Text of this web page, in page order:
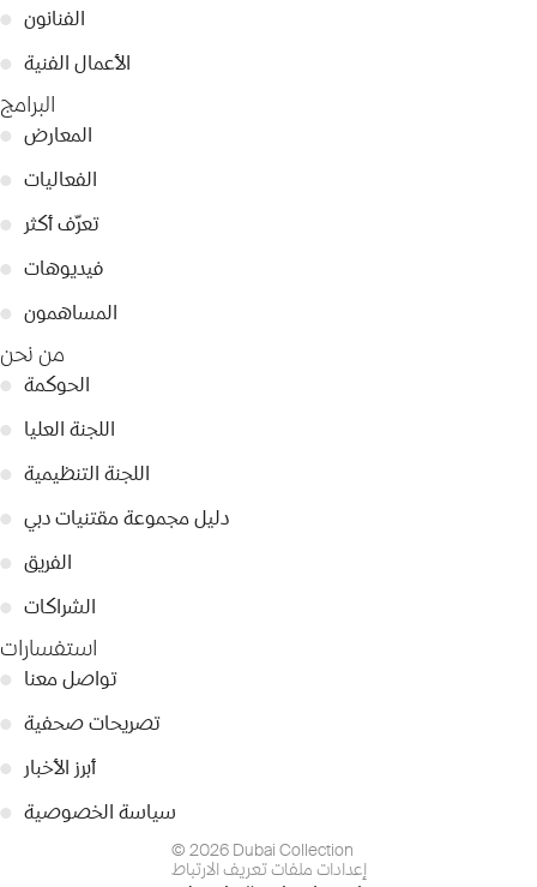
● الفنانون
● الأعمال الفنية
البرامج
● المعارض
● الفعاليات
●
تعرّف أكثر
● فيديوهات
● المساهمون
من نحن
● الحوكمة
● اللجنة العليا
● اللجنة التنظيمية
● دليل مجموعة مقتنيات دبي
● الفريق
● الشراكات
استفسارات
● تواصل معنا
● تصريحات صحفية
●
أبرز الأخبار
● سياسة الخصوصية
© 2026 Dubai Collection
إعدادات ملفات تعريف الارتباط